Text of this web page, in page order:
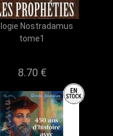
Nostradamus
tome1
8.70 €